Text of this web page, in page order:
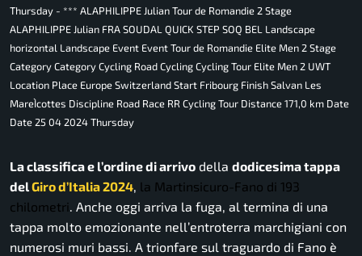
Thursday - *** ALAPHILIPPE Julian Tour de Romandie 2 Stage
ALAPHILIPPE Julian FRA SOUDAL QUICK STEP SOQ BEL Landscape
horizontal Landscape Event Event Tour de Romandie Elite Men 2 Stage
Category Category Cycling Road Cycling Cycling Tour Elite Men 2 UWT
Location Place Europe Switzerland Start Fribourg Finish Salvan Les
MareÌcottes Discipline Road Race RR Cycling Tour Distance 171,0 km Date
Date 25 04 2024 Thursday
La classifica e l’ordine di arrivo della dodicesima tappa
delGiro d’Italia 2024, la Martinsicuro-Fano di 193
chilometri. Anche oggi arriva la fuga, al termina di una
tappa molto emozionante nell’entroterra marchigiani con
numerosi muri bassi. A trionfare sul traguardo di Fano è